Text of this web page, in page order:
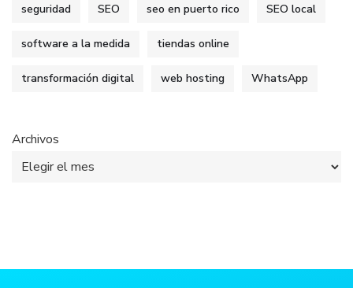
seguridad SEO seo en puerto rico SEO local
software a la medida tiendas online
transformación digital web hosting WhatsApp
Archivos